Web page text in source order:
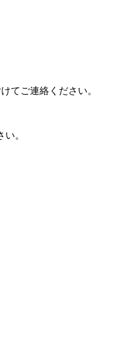
てご連絡ください。
。